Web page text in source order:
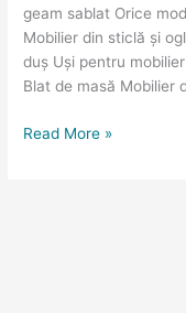
geam sablat Orice
Mobilier din sticlă și
duș Uși pentru
Blat de masă Mobilier
Read More »